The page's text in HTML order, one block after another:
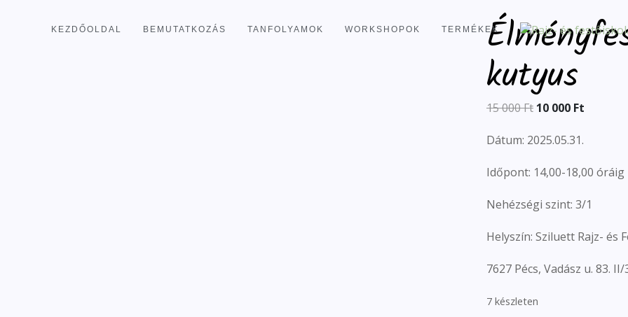
KEZDŐOLDAL BEMUTATKOZÁS TANFOLYAMOK WORKSHOPOK TERMÉKEK
kutyus
15 000Ft 10 000 Ft
Dátum: 2025.05.31.
Időpont: 14,00-18,00 óráig
Nehézségi szint: 3/1
Helyszín: Sziluett Rajz-
7627 Pécs, Vadász u. 83.
7 készleten